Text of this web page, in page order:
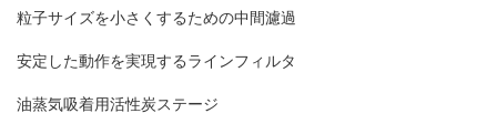
粒子サイズを小さくするための中間濾過
安定した動作を実現するラインフィルタ
油蒸気吸着用活性炭ステージ